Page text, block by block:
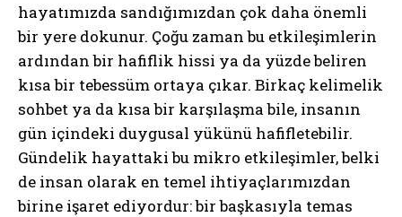
hayatımızda sandığımızdan çok daha önemli
bir yere dokunur. Çoğu zaman bu etkileşimlerin
ardından bir hafiflik hissi ya da yüzde beliren
kısa bir tebessüm ortaya çıkar. Birkaç kelimelik
sohbet ya da kısa bir karşılaşma bile, insanın
gün içindeki duygusal yükünü hafifletebilir.
Gündelik hayattaki bu mikro etkileşimler, belki
de insan olarak en temel ihtiyaçlarımızdan
birine işaret ediyordur: bir başkasıyla temas